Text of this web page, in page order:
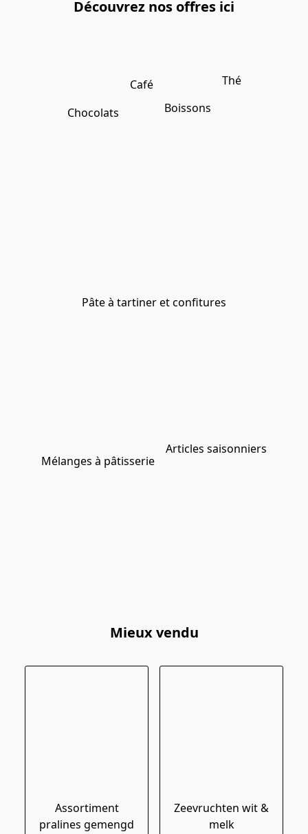
Découvrez nos offres ici
Chocolats
Café
Boissons
Thé
Pâte à tartiner et confitures
Mélanges à pâtisserie
Articles saisonniers
Mieux vendu
Assortiment
pralines gemengd
Zeevruchten wit &
melk